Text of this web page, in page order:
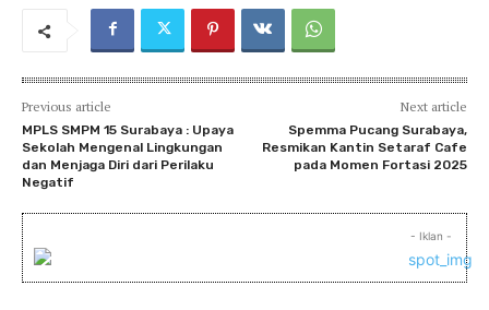
Previous article
MPLS SMPM 15 Surabaya : Upaya
Sekolah Mengenal Lingkungan
dan Menjaga Diri dari Perilaku
Negatif
Next article
Spemma Pucang Surabaya,
Resmikan Kantin Setaraf Cafe
pada Momen Fortasi 2025
- Iklan -